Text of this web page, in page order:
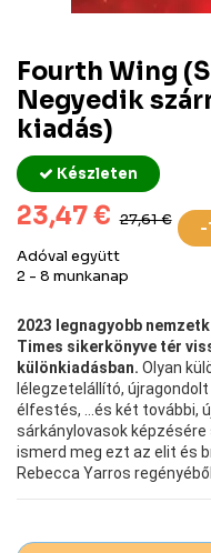
Fourth Wing
Negyedik
kiadás)
Készleten
23,47 € 27,61 €
-
Adóval együtt
2 - 8 munkanap
2023 legnagyobb
Times sikerkönyve tér
különkiadásban. Olyan
lélegzetelállító,
élfestés, ...és két további,
sárkánylovasok
ismerd meg ezt az elit és
Rebecca Yarros